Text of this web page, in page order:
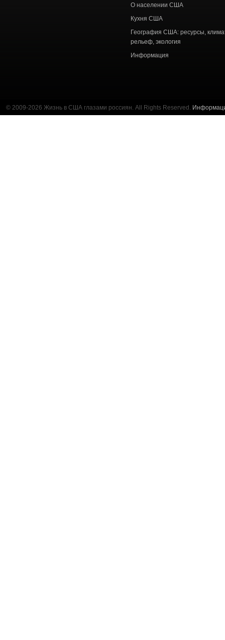
О населении США
Кухня США
География США: ресурсы,
рельеф, экология
Информация
© 2009-2026 Жизнь в США глазами россиян. All Rights Reserved.